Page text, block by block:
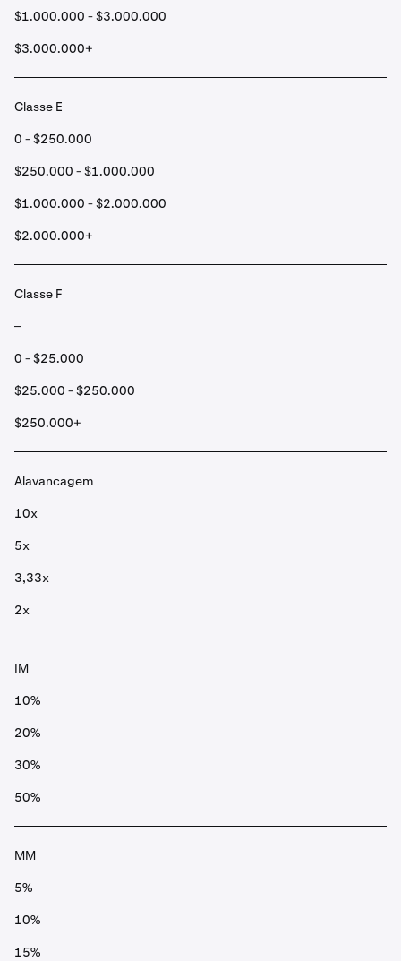
$1.000.000 - $3.000.000
$3.000.000+
Classe E
0 - $250.000
$250.000 - $1.000.000
$1.000.000 - $2.000.000
$2.000.000+
Classe F
–
0 - $25.000
$25.000 - $250.000
$250.000+
Alavancagem
10x
5x
3,33x
2x
IM
10%
20%
30%
50%
MM
5%
10%
15%